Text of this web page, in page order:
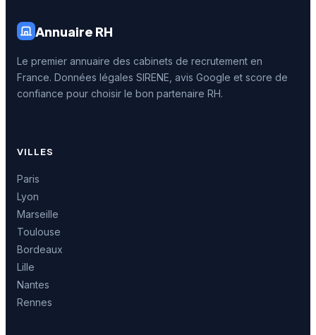
Annuaire RH
Le premier annuaire des cabinets de recrutement en
France. Données légales SIRENE, avis Google et score de
confiance pour choisir le bon partenaire RH.
VILLES
Paris
Lyon
Marseille
Toulouse
Bordeaux
Lille
Nantes
Rennes